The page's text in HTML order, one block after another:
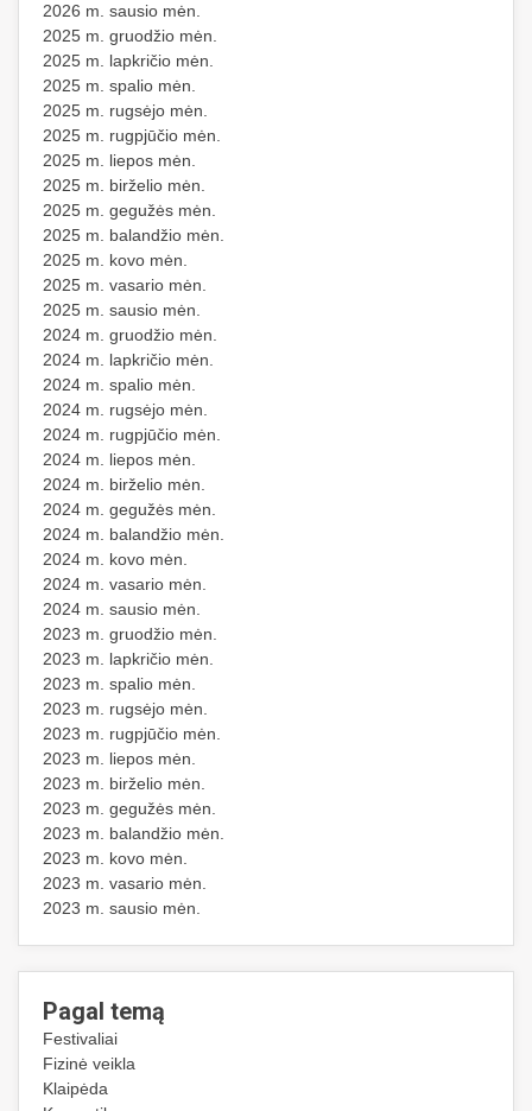
2026 m. sausio mėn.
2025 m. gruodžio mėn.
2025 m. lapkričio mėn.
2025 m. spalio mėn.
2025 m. rugsėjo mėn.
2025 m. rugpjūčio mėn.
2025 m. liepos mėn.
2025 m. birželio mėn.
2025 m. gegužės mėn.
2025 m. balandžio mėn.
2025 m. kovo mėn.
2025 m. vasario mėn.
2025 m. sausio mėn.
2024 m. gruodžio mėn.
2024 m. lapkričio mėn.
2024 m. spalio mėn.
2024 m. rugsėjo mėn.
2024 m. rugpjūčio mėn.
2024 m. liepos mėn.
2024 m. birželio mėn.
2024 m. gegužės mėn.
2024 m. balandžio mėn.
2024 m. kovo mėn.
2024 m. vasario mėn.
2024 m. sausio mėn.
2023 m. gruodžio mėn.
2023 m. lapkričio mėn.
2023 m. spalio mėn.
2023 m. rugsėjo mėn.
2023 m. rugpjūčio mėn.
2023 m. liepos mėn.
2023 m. birželio mėn.
2023 m. gegužės mėn.
2023 m. balandžio mėn.
2023 m. kovo mėn.
2023 m. vasario mėn.
2023 m. sausio mėn.
Pagal temą
Festivaliai
Fizinė veikla
Klaipėda